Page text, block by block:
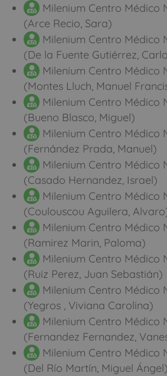
Milenium Centro Médico
(Arce Recio, Sara)
Milenium Centro Médico
(De la Fuente Gutiérrez,
Milenium Centro Médico
(Montes Lluch, Manuel
Milenium Centro Médico
(Bueno Blasco, Miguel)
Milenium Centro Médico
(Fernández Prada, Manuel)
Milenium Centro Médico
(Casado Hernandez, Israel)
Milenium Centro Médico
(Coulouscou Aguilera,
Milenium Centro Médico
(Ramirez Marin, Paloma)
Milenium Centro Médico
(Ruiz Perez, Juan Sebastián)
Milenium Centro Médico
(Yegros , Viviana Carolina)
Milenium Centro Médico
(Fernandez Fernandez,
Milenium Centro Médico
(Del Río Martín, Miguel Ángel)